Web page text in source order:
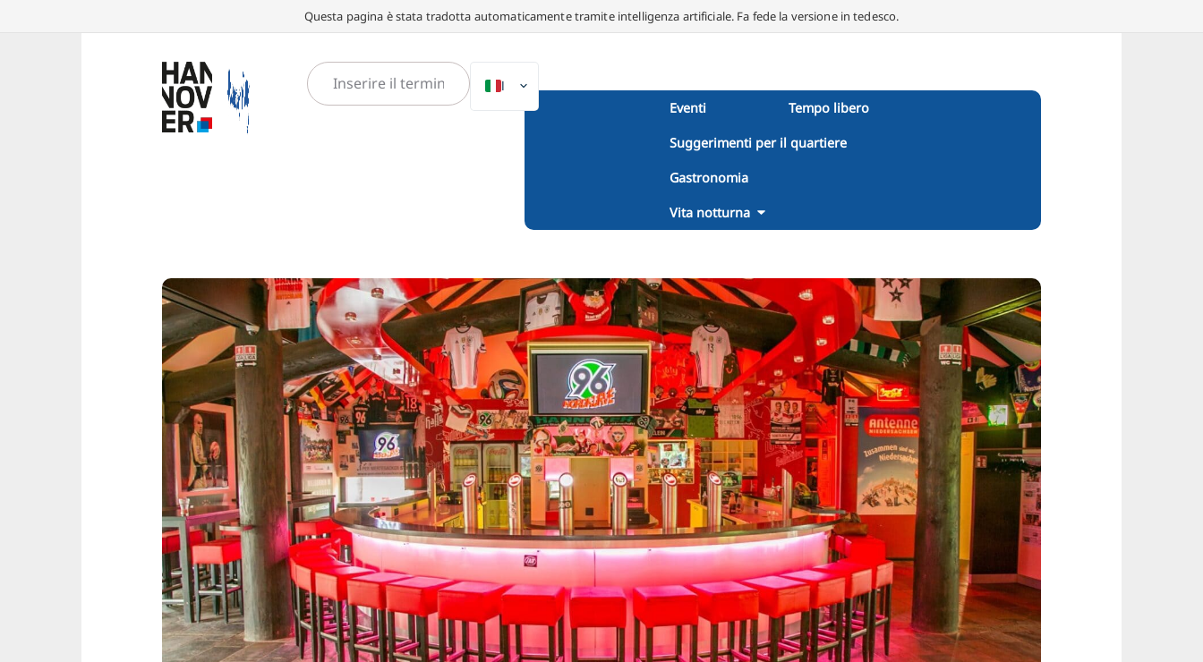
Questa pagina è stata tradotta automaticamente tramite intelligenza artificiale. Fa fede la versione in tedesco.
DE
SV
FR
PT
TR
RU
FI
ZH
KO
JA
UK
BG
Eventi Tempo libero
Suggerimenti per il quartiere
Gastronomia
Vita notturna